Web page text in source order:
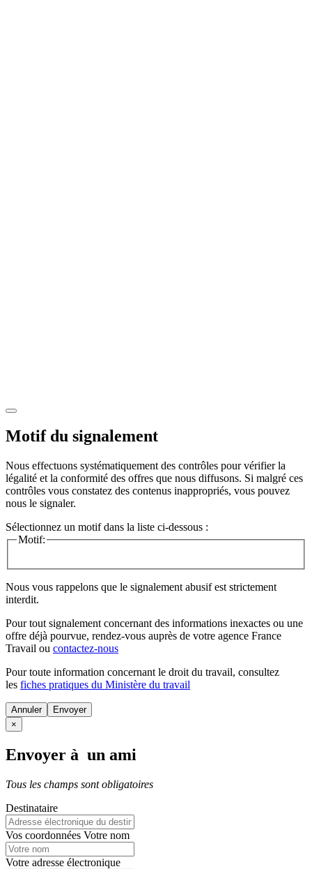
Motif du signalement
Nous effectuons systématiquement des contrôles pour vérifier la
légalité et la conformité des offres que nous diffusons. Si malgré ces
contrôles vous constatez des contenus inappropriés, vous pouvez
nous le signaler.
Sélectionnez un motif dans la liste ci-dessous :
Motif:
Nous vous rappelons que le signalement abusif est strictement
interdit.
Pour tout signalement concernant des informations inexactes ou une
offre déjà pourvue, rendez-vous auprès de votre agence France
Travail ou contactez-nous
Pour toute information concernant le droit du travail, consultez
les fiches pratiques du Ministère du travail
Annuler
×
Envoyer à un ami
Tous les champs sont obligatoires
Destinataire
Vos coordonnées Votre nom
Votre adresse électronique